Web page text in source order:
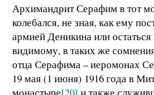
Архимандрит Серафим в тот
колебался, не зная, как ему
армией Деникина или
видимому, в таких же
отца Серафима – иеромонах
19 мая (1 июня) 1916 года в
монастыре[20] и также